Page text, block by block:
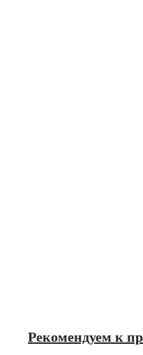
Рекомендуем к